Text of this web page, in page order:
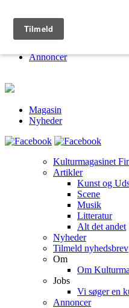
Om
Annoncer
Magasin
Nyheder
Kulturmagasinet
Artikler
Kunst og
Scene
Musik
Litteratur
Alt det andet
Nyheder
Tilmeld nyhedsbrev
Om
Om
Jobs
Vi søger en
Annoncer